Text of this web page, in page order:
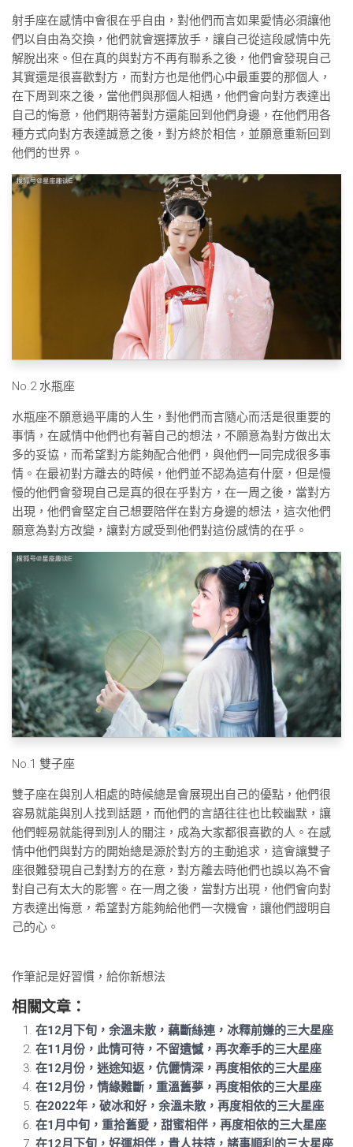
射手座在感情中會很在乎自由，對他們而言如果愛情必須讓他
們以自由為交換，他們就會選擇放手，讓自己從這段感情中先
解脫出來。但在真的與對方不再有聯系之後，他們會發現自己
其實還是很喜歡對方，而對方也是他們心中最重要的那個人，
在下周到來之後，當他們與那個人相遇，他們會向對方表達出
自己的悔意，他們期待著對方還能回到他們身邊，在他們用各
種方式向對方表達誠意之後，對方終於相信，並願意重新回到
他們的世界。
No.2 水瓶座
水瓶座不願意過平庸的人生，對他們而言隨心而活是很重要的
事情，在感情中他們也有著自己的想法，不願意為對方做出太
多的妥協，而希望對方能夠配合他們，與他們一同完成很多事
情。在最初對方離去的時候，他們並不認為這有什麼，但是慢
慢的他們會發現自己是真的很在乎對方，在一周之後，當對方
出現，他們會堅定自己想要陪伴在對方身邊的想法，這次他們
願意為對方改變，讓對方感受到他們對這份感情的在乎。
No.1 雙子座
雙子座在與別人相處的時候總是會展現出自己的優點，他們很
容易就能與別人找到話題，而他們的言語往往也比較幽默，讓
他們輕易就能得到別人的關注，成為大家都很喜歡的人。在感
情中他們與對方的開始總是源於對方的主動追求，這會讓雙子
座很難發現自己對對方的在意，對方離去時他們也誤以為不會
對自己有太大的影響。在一周之後，當對方出現，他們會向對
方表達出悔意，希望對方能夠給他們一次機會，讓他們證明自
己的心。
作筆記是好習慣，給你新想法
相關文章：
在12月下旬，余溫未散，藕斷絲連，冰釋前嫌的三大星座
在11月份，此情可待，不留遺憾，再次牽手的三大星座
在12月份，迷途知返，伉儷情深，再度相依的三大星座
在12月份，情緣難斷，重溫舊夢，再度相依的三大星座
在2022年，破冰和好，余溫未散，再度相依的三大星座
在1月中旬，重拾舊愛，甜蜜相伴，再度相依的三大星座
在12月下旬，好運相伴，貴人扶持，諸事順利的三大星座